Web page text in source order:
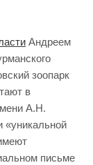
Андреем
зоопарк
в
А.Н.
«уникальной
письме